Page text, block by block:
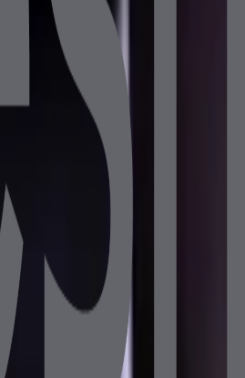
Ekranlı
Müşteri Ekranlı
10.1" Müşteri Ekranlı